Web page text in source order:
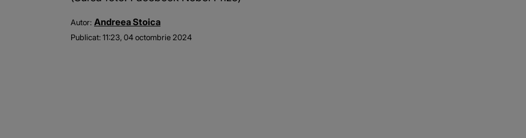
Autor: Andreea Stoica
Publicat:11:23, 04 octombrie 2024